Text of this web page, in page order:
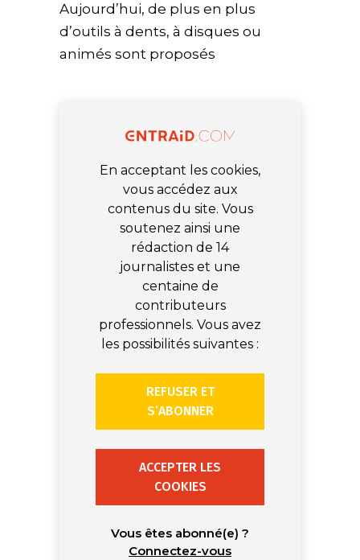
Aujourd’hui, de plus en plus
d’outils à dents, à disques ou
animés sont proposés
En acceptant les cookies,
vous accédez aux
contenus du site. Vous
soutenez ainsi une
rédaction de 14
journalistes et une
centaine de
contributeurs
professionnels. Vous avez
les possibilités suivantes :
REFUSER ET
S’ABONNER
ACCEPTER LES
COOKIES
Vous êtes abonné(e) ?
Connectez-vous